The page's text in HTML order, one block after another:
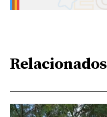
Relacionados